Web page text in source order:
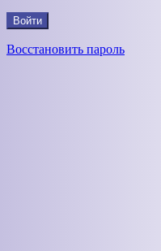
Восстановить пароль